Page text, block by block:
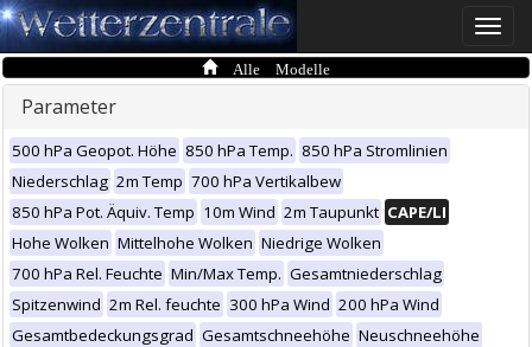
Toggle
Alle Modelle
Parameter
500 hPa Geopot. Höhe 850 hPa Temp. 850 hPa Stromlinien
Niederschlag 2m Temp 700 hPa Vertikalbew
850 hPa Pot. Äquiv. Temp 10m Wind 2m Taupunkt CAPE/LI
Hohe Wolken Mittelhohe Wolken Niedrige Wolken
700 hPa Rel. Feuchte Min/Max Temp. Gesamtniederschlag
Spitzenwind 2m Rel. feuchte 300 hPa Wind 200 hPa Wind
Gesamtbedeckungsgrad Gesamtschneehöhe Neuschneehöhe